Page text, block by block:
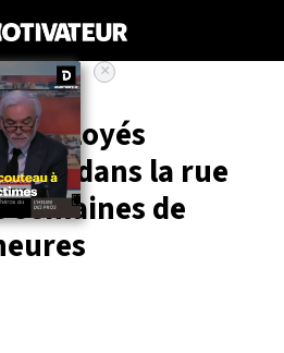
employés
dans la rue
de
×